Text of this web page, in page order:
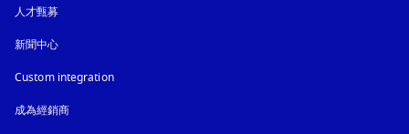
人才甄募
新聞中心
Custom integration
成為經銷商